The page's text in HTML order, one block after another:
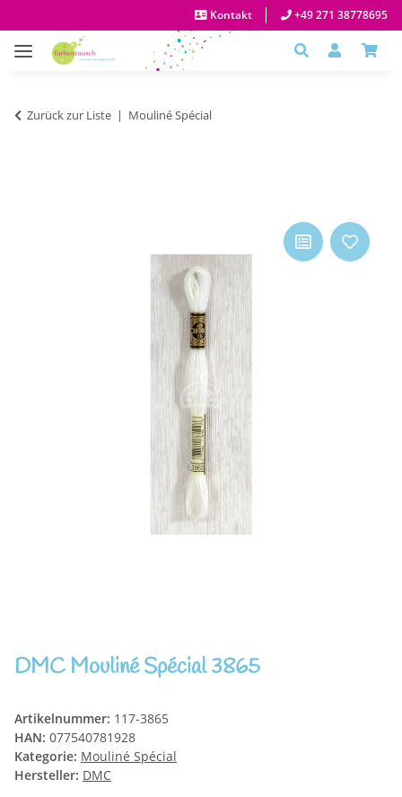
Kontakt +49 271 38778695
Zurück zur Liste Mouliné Spécial
DMC Mouliné Spécial 3865
Artikelnummer: 117-3865
HAN: 077540781928
Kategorie: Mouliné Spécial
Hersteller: DMC